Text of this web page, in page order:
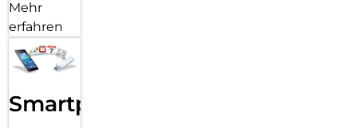
Mehr
erfahren
Smartphone